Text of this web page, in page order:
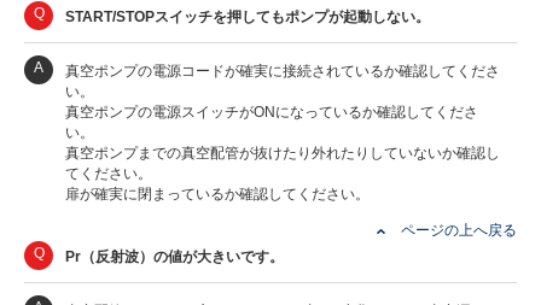
Q
START/STOPスイッチを押してもポンプが起動しない。
A
真空ポンプの電源コードが確実に接続されているか確認してくださ
い。
真空ポンプの電源スイッチがONになっているか確認してくださ
い。
真空ポンプまでの真空配管が抜けたり外れたりしていないか確認し
てください。
扉が確実に閉まっているか確認してください。
ページの上へ戻る
Q
Pr（反射波）の値が大きいです。